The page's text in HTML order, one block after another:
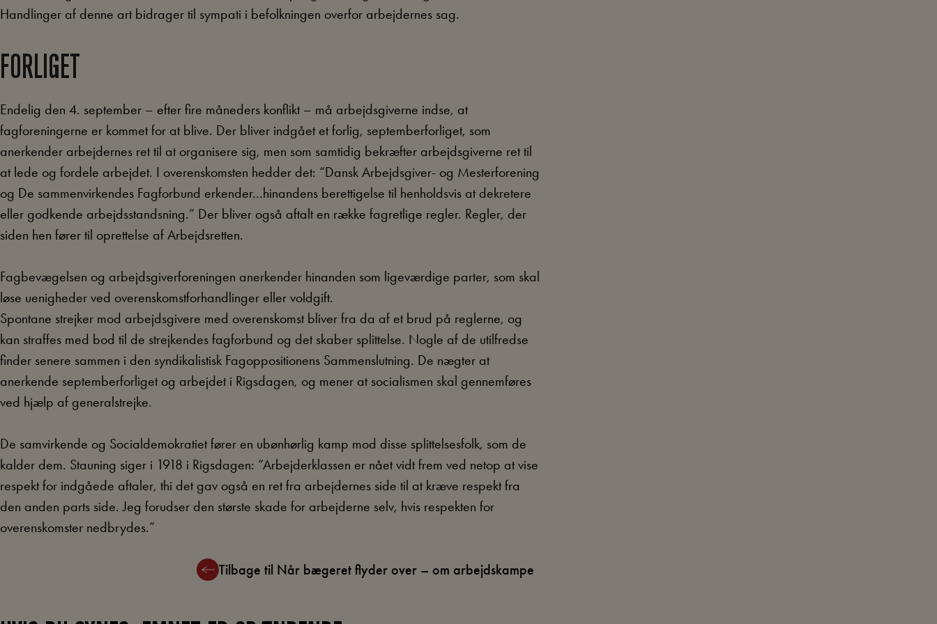
Handlinger af denne art bidrager til sympati i befolkningen overfor arbejdernes sag.
FORLIGET
Endelig den 4. september – efter fire måneders konflikt – må arbejdsgiverne indse, at
fagforeningerne er kommet for at blive. Der bliver indgået et forlig, septemberforliget, som
anerkender arbejdernes ret til at organisere sig, men som samtidig bekræfter arbejdsgiverne ret til
at lede og fordele arbejdet. I overenskomsten hedder det: “Dansk Arbejdsgiver- og Mesterforening
og De sammenvirkendes Fagforbund erkender…hinandens berettigelse til henholdsvis at dekretere
eller godkende arbejdsstandsning.” Der bliver også aftalt en række fagretlige regler. Regler, der
siden hen fører til oprettelse af Arbejdsretten.
Fagbevægelsen og arbejdsgiverforeningen anerkender hinanden som ligeværdige parter, som skal
løse uenigheder ved overenskomstforhandlinger eller voldgift.
Spontane strejker mod arbejdsgivere med overenskomst bliver fra da af et brud på reglerne, og
kan straffes med bod til de strejkendes fagforbund og det skaber splittelse. Nogle af de utilfredse
finder senere sammen i den syndikalistisk Fagoppositionens Sammenslutning. De nægter at
anerkende septemberforliget og arbejdet i Rigsdagen, og mener at socialismen skal gennemføres
ved hjælp af generalstrejke.
De samvirkende og Socialdemokratiet fører en ubønhørlig kamp mod disse splittelsesfolk, som de
kalder dem. Stauning siger i 1918 i Rigsdagen: “Arbejderklassen er nået vidt frem ved netop at vise
respekt for indgåede aftaler, thi det gav også en ret fra arbejdernes side til at kræve respekt fra
den anden parts side. Jeg forudser den største skade for arbejderne selv, hvis respekten for
overenskomster nedbrydes.”
Tilbage til Når bægeret flyder over – om arbejdskampe